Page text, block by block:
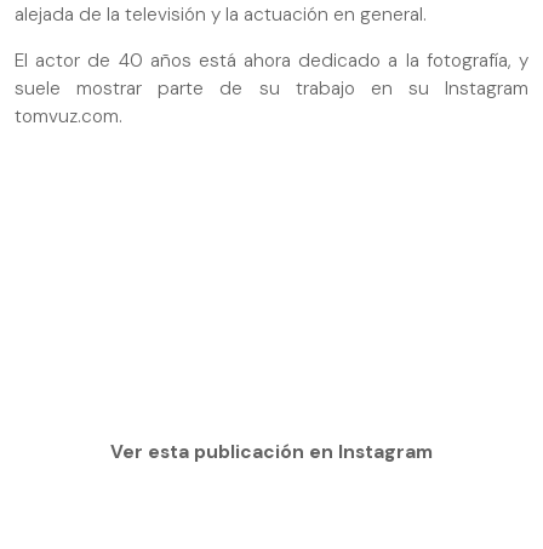
alejada de la televisión y la actuación en general.
El actor de 40 años está ahora dedicado a la fotografía, y
suele mostrar parte de su trabajo en su Instagram
tomvuz.com.
Ver esta publicación en Instagram